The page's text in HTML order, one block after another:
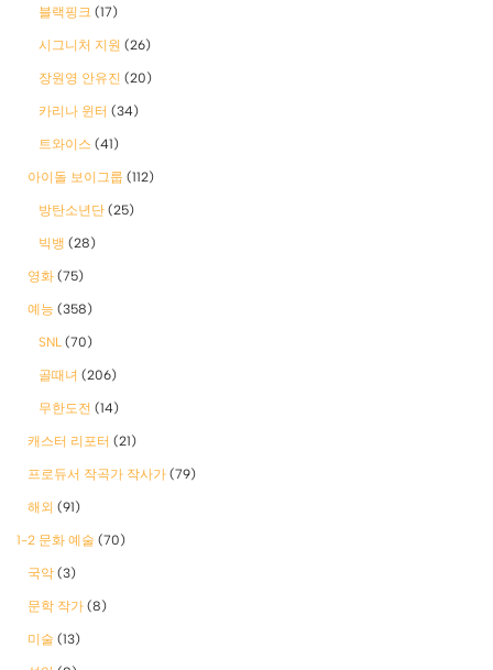
블랙핑크 (17)
시그니처 지원 (26)
장원영 안유진 (20)
카리나 윈터 (34)
트와이스 (41)
아이돌 보이그룹 (112)
방탄소년단 (25)
빅뱅 (28)
영화 (75)
예능 (358)
SNL (70)
골때녀 (206)
무한도전 (14)
캐스터 리포터 (21)
프로듀서 작곡가 작사가 (79)
해외 (91)
1-2 문화 예술 (70)
국악 (3)
문학 작가 (8)
미술 (13)